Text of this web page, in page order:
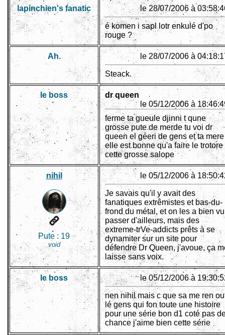
lapinchien's fanatic le 28/07/2006 à
é komen i sapl lotr enkulé d'po
rouge ?
Ah. le 28/07/2006 à
Steack.
le boss
dr queen
le 05/12/2006 à
ferme ta gueule djinni t qune
grosse pute de merde tu voi dr
queen el géeri de gens et ta mere
elle est bonne qu'a faire le trotore
cette grosse salope
nihil
Pute : 19
void
le 05/12/2006 à
Je savais qu'il y avait des
fanatiques extrêmistes et bas-du-
frond du métal, et on les a bien vu
passer d'ailleurs, mais des
extreme-trVe-addicts prêts à se
dynamiter sur un site pour
défendre Dr Queen, j'avoue, ça
laisse sans voix.
le boss le 05/12/2006 à
nen nihil mais c que sa me ren
lé gens qui fon toute une histoire
pour une série bon d1 coté pas
chance j'aime bien cette série